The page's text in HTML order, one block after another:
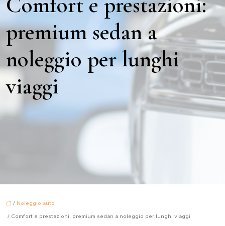
premium sedan a
noleggio per lunghi
viaggi
/ Noleggio auto
/ Comfort e prestazioni: premium sedan a noleggio per lunghi viaggi